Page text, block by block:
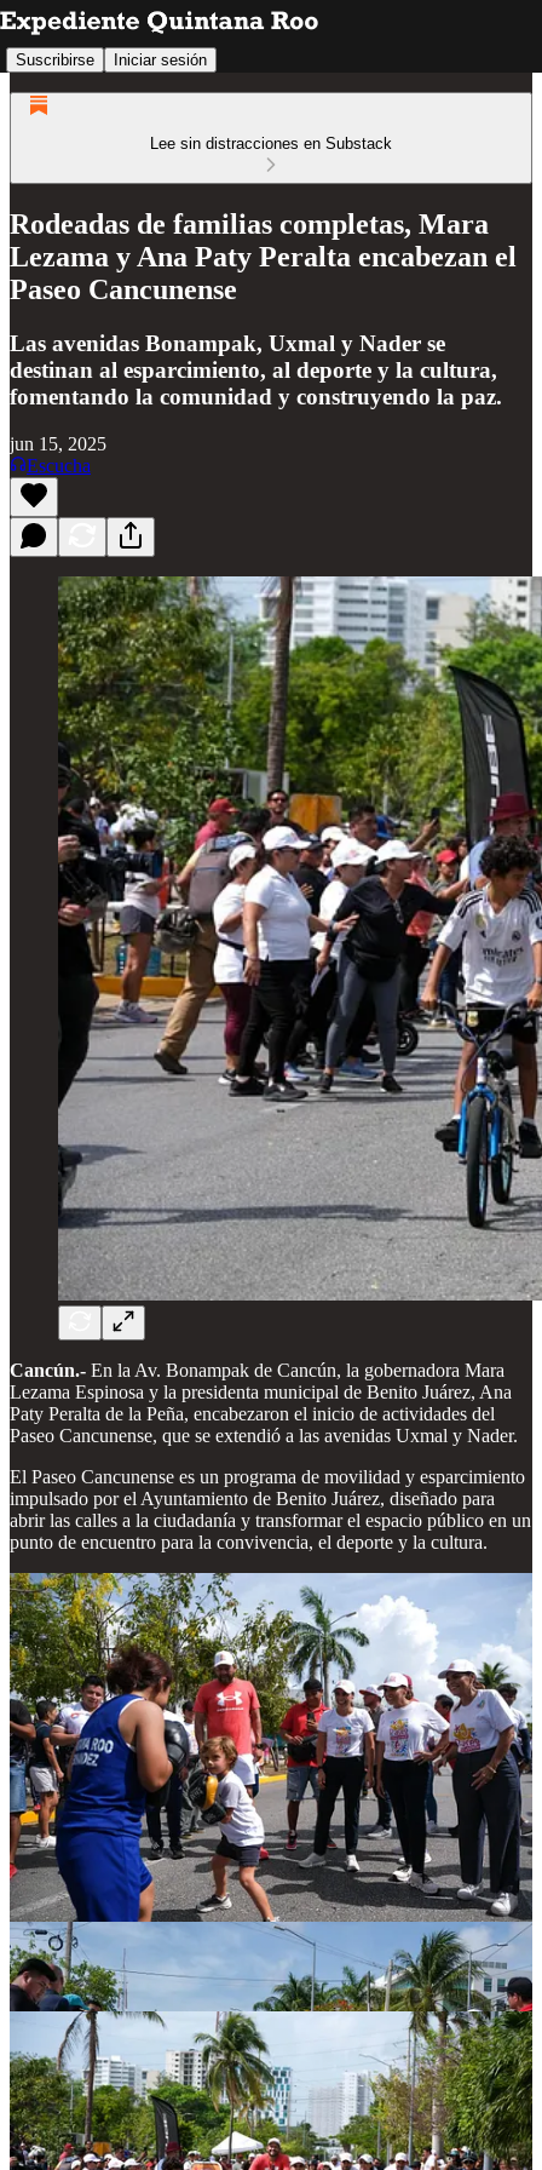
Suscribirse Iniciar sesión
Lee sin distracciones en Substack
Rodeadas de familias completas, Mara
Lezama y Ana Paty Peralta encabezan el
Paseo Cancunense
Las avenidas Bonampak, Uxmal y Nader se
destinan al esparcimiento, al deporte y la cultura,
fomentando la comunidad y construyendo la paz.
jun 15, 2025
Escucha
Cancún.- En la Av. Bonampak de Cancún, la gobernadora Mara
Lezama Espinosa y la presidenta municipal de Benito Juárez, Ana
Paty Peralta de la Peña, encabezaron el inicio de actividades del
Paseo Cancunense, que se extendió a las avenidas Uxmal y Nader.
El Paseo Cancunense es un programa de movilidad y esparcimiento
impulsado por el Ayuntamiento de Benito Juárez, diseñado para
abrir las calles a la ciudadanía y transformar el espacio público en un
punto de encuentro para la convivencia, el deporte y la cultura.
Rodeada de familias completas y junto con la presidenta honoraria
del DIF Quintana Roo, Verónica Lezama Espinosa, la Gobernadora
destacó la importancia de eventos de este tipo, de convivencia
familiar, para hacer comunidad y construir juntos la paz, con el
respaldo de este gobierno humanista, con corazón feminista, que
trabaja por el bienestar de todas y todos los quintanarroenses.
Felicitó a los papás que fueron a trabajar o a disfrutar del paseo, en
ocasión del Día del Padre, los que degustaron tacos de cochinita.
Mara Lezama jugó bádminton y participó en una rodada en
bicicleta.